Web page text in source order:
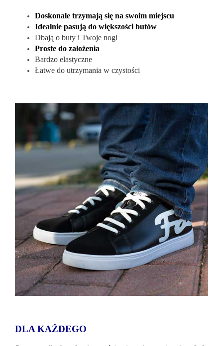
Doskonale trzymają się na swoim miejscu
Idealnie pasują do większości butów
Dbają o buty i Twoje nogi
Proste do założenia
Bardzo elastyczne
Łatwe do utrzymania w czystości
DLA KAŻDEGO